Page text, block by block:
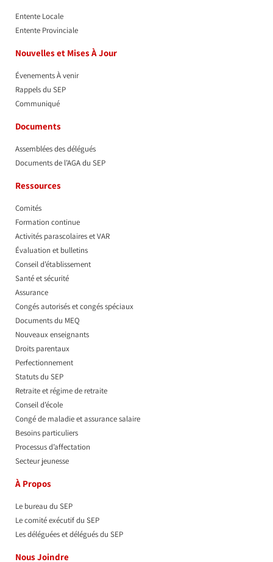
Entente Locale
Entente Provinciale
Nouvelles et Mises À Jour
Évenements À venir
Rappels du SEP
Communiqué
Documents
Assemblées des délégués
Documents de l’AGA du SEP
Ressources
Comités
Formation continue
Activités parascolaires et VAR
Évaluation et bulletins
Conseil d’établissement
Santé et sécurité
Assurance
Congés autorisés et congés spéciaux
Documents du MEQ
Nouveaux enseignants
Droits parentaux
Perfectionnement
Statuts du SEP
Retraite et régime de retraite
Conseil d’école
Congé de maladie et assurance salaire
Besoins particuliers
Processus d’affectation
Secteur jeunesse
À Propos
Le bureau du SEP
Le comité exécutif du SEP
Les déléguées et délégués du SEP​
Nous Joindre